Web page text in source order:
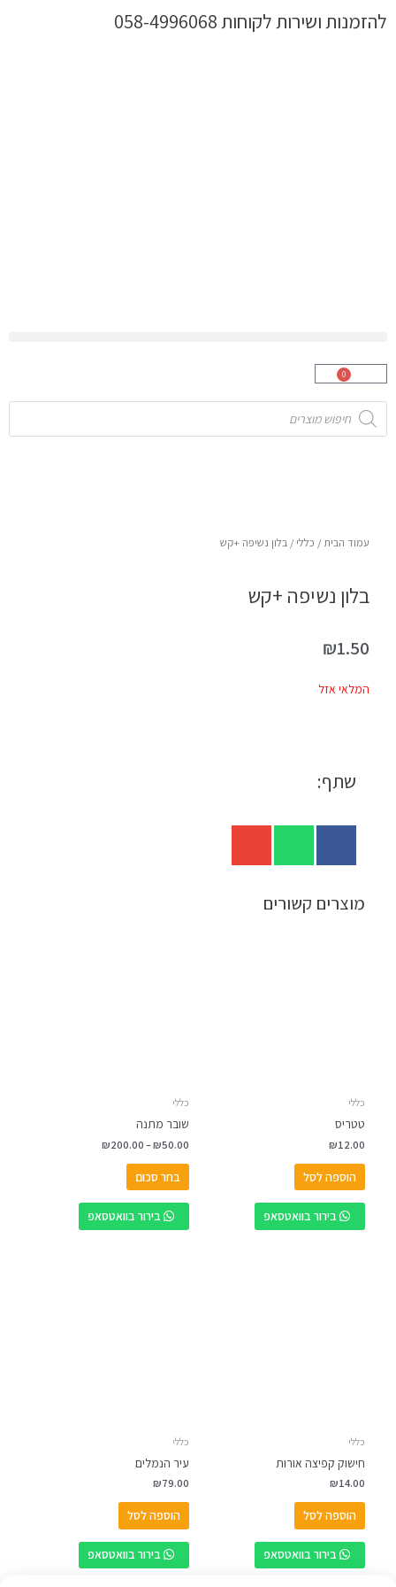
לתוכןלהזמנות ושירות לקוחות 058-4996068
0
עגלת
Products
search
עמוד הבית / כללי / בלון נשיפה +קש
בלון נשיפה +קש
₪1.50
המלאי אזל
שתף:
מוצרים קשורים
כללי
טטריס
₪12.00
הוספה לסל
בירור בוואטסאפ
כללי
שובר מתנה
₪50.00
–
₪200.00
בחר סכום
בירור בוואטסאפ
כללי
חישוק קפיצה אורות
₪14.00
הוספה לסל
בירור בוואטסאפ
כללי
עיר הנמלים
₪79.00
הוספה לסל
בירור בוואטסאפ